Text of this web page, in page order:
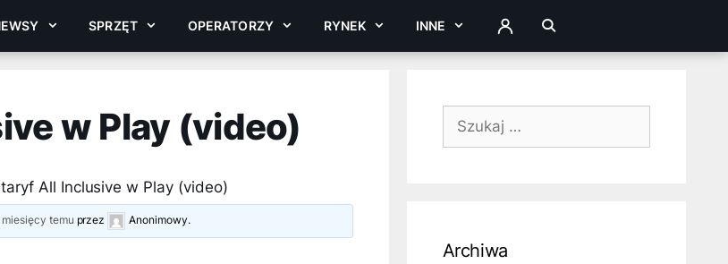
SPRZĘT OPERATORZY RYNEK INNE ZALOGUJ
w Play (video)
All Inclusive w Play (video)
miesięcy temu przez Anonimowy.
Szukaj:
Archiwa